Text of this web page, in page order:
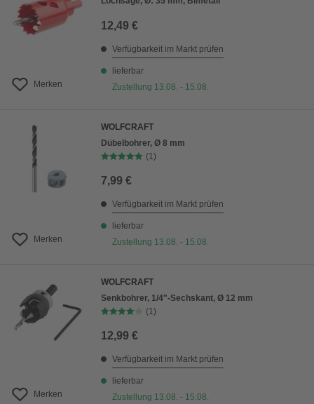
Merken
12,49 €
Verfügbarkeit im Markt prüfen
lieferbar
Zustellung 13.08. - 15.08.
Merken
WOLFCRAFT
Dübelbohrer, Ø 8 mm
(1)
7,99 €
Verfügbarkeit im Markt prüfen
lieferbar
Zustellung 13.08. - 15.08.
Merken
WOLFCRAFT
Senkbohrer, 1/4"-Sechskant, Ø 12 mm
(1)
12,99 €
Verfügbarkeit im Markt prüfen
lieferbar
Zustellung 13.08. - 15.08.